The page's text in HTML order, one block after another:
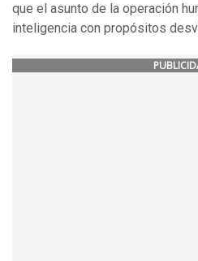
que el asunto de la operación
inteligencia con propósitos